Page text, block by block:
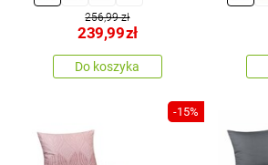
256,99 zł
239,99zł
Do koszyka
-15%